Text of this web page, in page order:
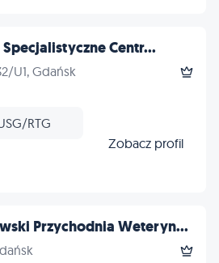
Specjalistyczne Centr...
U1, Gdańsk
RTG
Zobacz profil
Przychodnia Weteryn...